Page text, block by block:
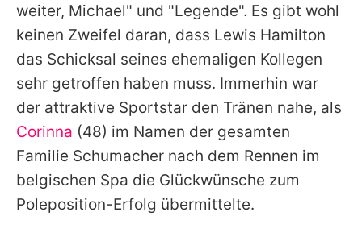
weiter, Michael" und "Legende". Es gibt wohl
keinen Zweifel daran, dass Lewis Hamilton
das Schicksal seines ehemaligen Kollegen
sehr getroffen haben muss. Immerhin war
der attraktive Sportstar den Tränen nahe, als
Corinna (48) im Namen der gesamten
Familie Schumacher nach dem Rennen im
belgischen Spa die Glückwünsche zum
Poleposition-Erfolg übermittelte.